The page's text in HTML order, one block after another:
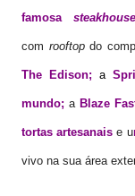
famosa steakhouse
com rooftopdo
The Edison; a
mundo; aBlaze
tortas artesanaise u
vivo na sua área